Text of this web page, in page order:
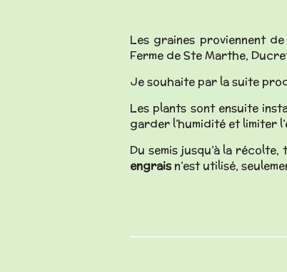
Les graines proviennent
Ferme de Ste Marthe,
Je souhaite par la suite
Les plants sont ensuite
garder l’humidité et limiter
Du semis jusqu’à la
engrais n’est utilisé,